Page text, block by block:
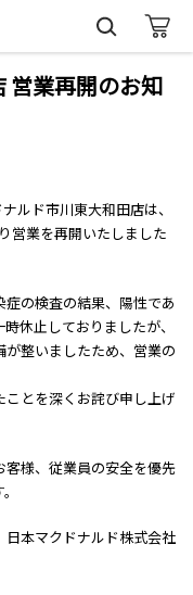
営業再開のお知
ルド市川東大和田店は、
営業を再開いたしました
の検査の結果、陽性であ
休止しておりましたが、
整いましたため、営業の
とを深くお詫び申し上げ
様、従業員の安全を優先
日本マクドナルド株式会社